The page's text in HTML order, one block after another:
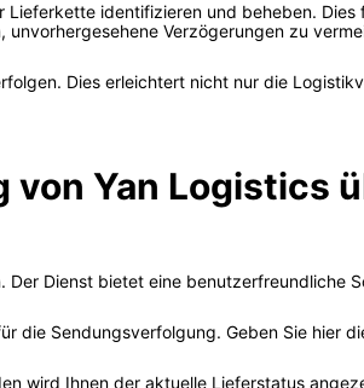
Lieferkette identifizieren und beheben. Dies
Verzögerungen zu
Dies erleichtert nicht nur die
Yan Logistics
Dienst bietet eine benutzerfreundliche
die Sendungsverfolgung. Geben Sie hier
wird Ihnen der aktuelle Lieferstatus